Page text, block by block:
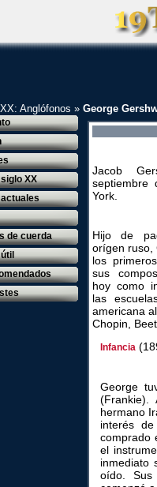
Anglófonos » George
XX
de cuerda
Jacob
septiembre
York.
Hijo de
orígen ruso,
los
sus
hoy como
las
americana
Chopin,
Infancia
George
hermano
interés
comprado
el
inmediato
oído.